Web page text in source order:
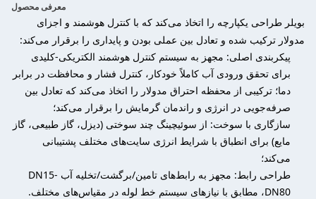
معرفی محصول
بویلر طراحی یکپارچه را اتخاذ می‌کند که با کنترل هوشمند و اجزای
مدولار ترکیب شده و تعادل بین عملی بودن و پایداری را برقرار می‌کند:
پیکربندی اصلی: مجهز به سیستم کنترل هوشمند الکتریکی-کلیدی
برای تحقق ورودی آب کاملاً خودکار، کنترل فشار و محافظت در برابر
دما؛ ترکیبی از محفظه احتراق مدولار را اتخاذ می‌کند که تعادل بین
صرفه‌جویی در انرژی و راندمان گرمایش را برقرار می‌کند؛
سازگاری با سوخت: از سوئیچینگ چند سوختی (دیزل، گاز طبیعی، گاز
مایع) برای انطباق با شرایط انرژی سایت‌های مختلف پشتیبانی
می‌کند؛
طراحی رابط: مجهز به رابط‌های تامین/برگشت/تخلیه آب DN15-
DN80، مطابق با نیازهای سیستم خط لوله در مقیاس‌های مختلف.